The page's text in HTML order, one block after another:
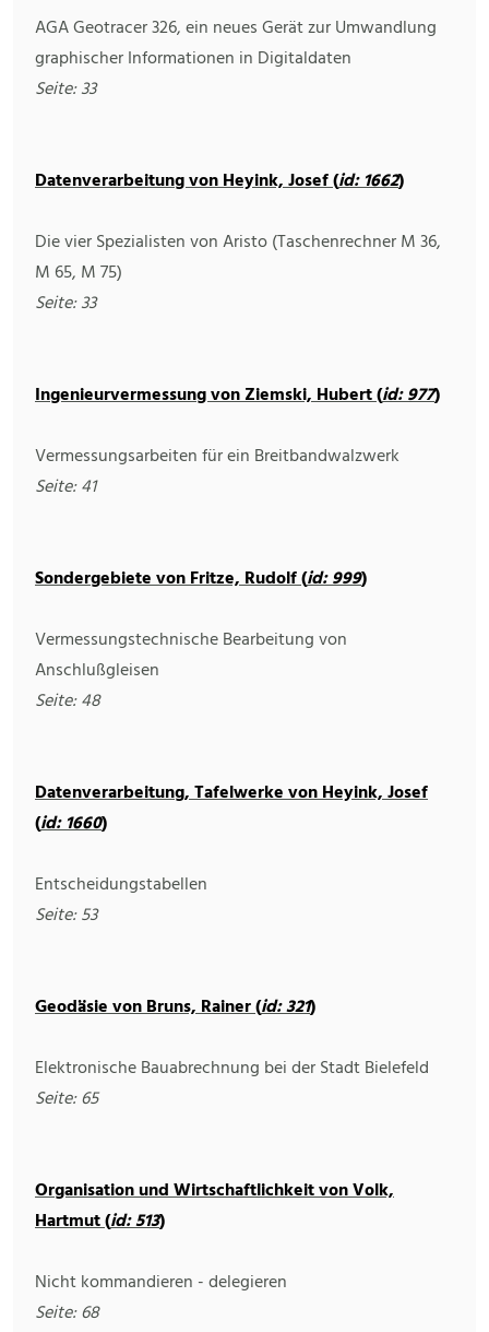
AGA Geotracer 326, ein neues Gerät zur Umwandlung
graphischer Informationen in Digitaldaten
Seite: 33
Datenverarbeitung von Heyink, Josef (id: 1662)
Die vier Spezialisten von Aristo (Taschenrechner M 36,
M 65, M 75)
Seite: 33
Ingenieurvermessung von Ziemski, Hubert (id: 977)
Vermessungsarbeiten für ein Breitbandwalzwerk
Seite: 41
Sondergebiete von Fritze, Rudolf (id: 999)
Vermessungstechnische Bearbeitung von
Anschlußgleisen
Seite: 48
Datenverarbeitung, Tafelwerke von Heyink, Josef
(id: 1660)
Entscheidungstabellen
Seite: 53
Geodäsie von Bruns, Rainer (id: 321)
Elektronische Bauabrechnung bei der Stadt Bielefeld
Seite: 65
Organisation und Wirtschaftlichkeit von Volk,
Hartmut (id: 513)
Nicht kommandieren - delegieren
Seite: 68